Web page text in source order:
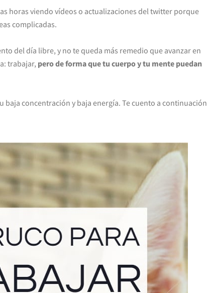
horas viendo vídeos o actualizaciones del twitter porque
complicadas.
del día libre, y no te queda más remedio que avanzar en
trabajar, pero de forma que tu cuerpo y tu mente puedan
baja concentración y baja energía. Te cuento a continuación